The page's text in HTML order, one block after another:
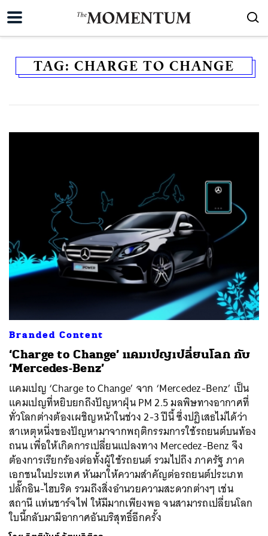
TAG: CHARGE TO CHANGE
Branded Content
‘Charge to Change’ แคมเปญเปลี่ยนโลก กับ
‘Mercedes-Benz’
แคมเปญ ‘Charge to Change’ จาก ‘Mercedez-Benz’ เป็น
แคมเปญที่หยิบยกถึงปัญหาฝุ่น PM 2.5 มลพิษทางอากาศที่
ทั่วโลกต่างต้องเผชิญหน้าในช่วง 2-3 ปีนี้ ซึ่งปฏิเสธไม่ได้ว่า
สาเหตุหนึ่งของปัญหามาจากพฤติกรรมการใช้รถยนต์บนท้อง
ถนน เพื่อให้เกิดการเปลี่ยนแปลงทาง Mercedez-Benz จึง
ต้องการเรียกร้องต่อทั้งผู้ใช้รถยนต์ รวมไปถึง ภาครัฐ ภาค
เอกชนในประเทศ หันมาให้ความสำคัญต่อรถยนต์ประเภท
ปลั๊กอิน-ไฮบริด รวมถึงสิ่งอำนวยความสะดวกต่างๆ เช่น
สถานี แท่นชาร์จไฟ ให้มีมากเพียงพอ จนสามารถเปลี่ยนโลก
ใบนี้กลับมามีอากาศอันบริสุทธิ์อีกครั้ง
ค้นหา
SHARE TWEET LINE EMAIL